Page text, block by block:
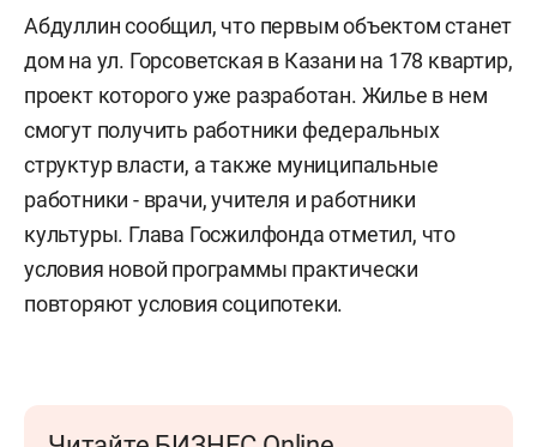
Абдуллин сообщил, что первым объектом станет
дом на ул. Горсоветская в Казани на 178 квартир,
проект которого уже разработан. Жилье в нем
смогут получить работники федеральных
структур власти, а также муниципальные
работники - врачи, учителя и работники
культуры. Глава Госжилфонда отметил, что
условия новой программы практически
повторяют условия соципотеки.